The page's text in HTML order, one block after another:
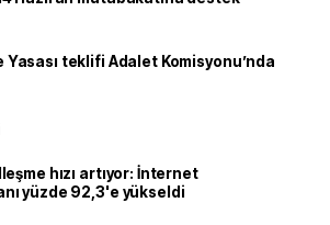
teklifi Adalet Komisyonu’nda
hızı artıyor: İnternet
yüzde 92,3'e yükseldi